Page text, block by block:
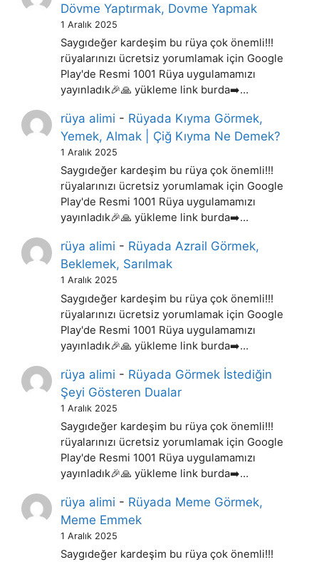
Dövme Yaptırmak, Dovme Yapmak
1 Aralık 2025
Saygıdeğer kardeşim bu rüya çok önemli!!!
rüyalarınızı ücretsiz yorumlamak için Google
Play'de Resmi 1001 Rüya uygulamamızı
yayınladık🎉🙏 yükleme link burda➡️…
rüya alimi - Rüyada Kıyma Görmek,
Yemek, Almak | Çiğ Kıyma Ne Demek?
1 Aralık 2025
Saygıdeğer kardeşim bu rüya çok önemli!!!
rüyalarınızı ücretsiz yorumlamak için Google
Play'de Resmi 1001 Rüya uygulamamızı
yayınladık🎉🙏 yükleme link burda➡️…
rüya alimi - Rüyada Azrail Görmek,
Beklemek, Sarılmak
1 Aralık 2025
Saygıdeğer kardeşim bu rüya çok önemli!!!
rüyalarınızı ücretsiz yorumlamak için Google
Play'de Resmi 1001 Rüya uygulamamızı
yayınladık🎉🙏 yükleme link burda➡️…
rüya alimi - Rüyada Görmek İstediğin
Şeyi Gösteren Dualar
1 Aralık 2025
Saygıdeğer kardeşim bu rüya çok önemli!!!
rüyalarınızı ücretsiz yorumlamak için Google
Play'de Resmi 1001 Rüya uygulamamızı
yayınladık🎉🙏 yükleme link burda➡️…
rüya alimi - Rüyada Meme Görmek,
Meme Emmek
1 Aralık 2025
Saygıdeğer kardeşim bu rüya çok önemli!!!